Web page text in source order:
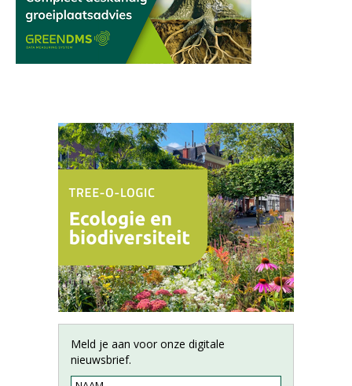
Meld je aan voor onze digitale
nieuwsbrief.